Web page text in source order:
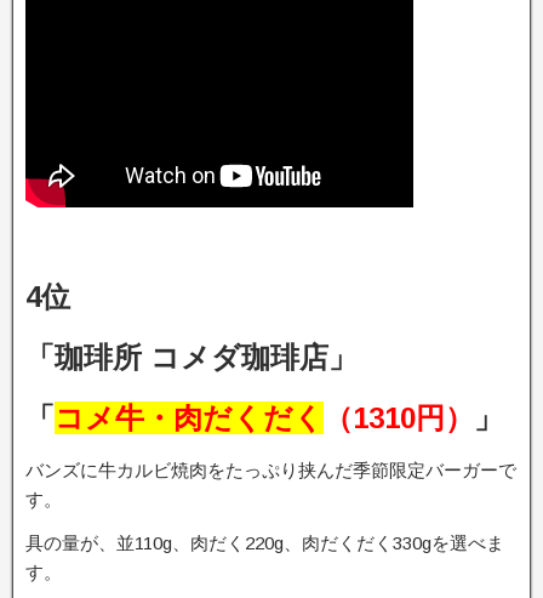
4位
「珈琲所 コメダ珈琲店」
「 コメ牛・肉だくだく （1310円） 」
バンズに牛カルビ焼肉をたっぷり挟んだ季節限定バーガーで
す。
具の量が、並110g、肉だく220g、肉だくだく330gを選べま
す。